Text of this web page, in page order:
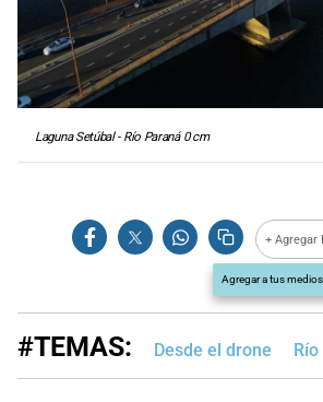
Laguna Setúbal - Río Paraná 0 cm
+ Agregar
Agregar a tus
#TEMAS: Desde el drone